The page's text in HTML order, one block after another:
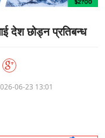
देश छोड्न प्रतिबन्ध
06-23 13:01